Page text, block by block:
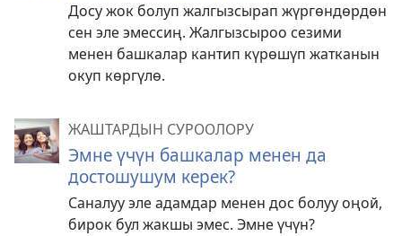
Досу жок болуп жалгызсырап жүргөндөрдөн
сен эле эмессиң. Жалгызсыроо сезими
менен башкалар кантип күрөшүп жатканын
окуп көргүлө.
ЖАШТАРДЫН СУРООЛОРУ
Эмне үчүн башкалар менен да
достошушум керек?
Саналуу эле адамдар менен дос болуу оңой,
бирок бул жакшы эмес. Эмне үчүн?